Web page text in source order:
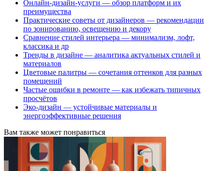
Онлайн-дизайн-услуги — обзор платформ и их
преимущества
Практические советы от дизайнеров — рекомендации
по зонированию, освещению и декору
Сравнение стилей интерьера — минимализм, лофт,
классика и др
Тренды в дизайне — аналитика актуальных стилей и
материалов
Цветовые палитры — сочетания оттенков для разных
помещений
Частые ошибки в ремонте — как избежать типичных
просчётов
Эко-дизайн — устойчивые материалы и
энергоэффективные решения
Вам также может понравиться